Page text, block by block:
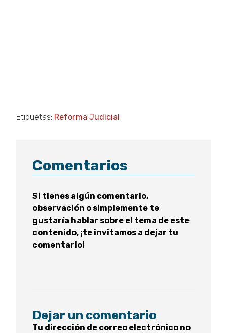
Etiquetas: Reforma Judicial
Comentarios
Si tienes algún comentario,
observación o simplemente te
gustaría hablar sobre el tema de este
contenido, ¡te invitamos a dejar tu
comentario!
Dejar un comentario
Tu dirección de correo electrónico no